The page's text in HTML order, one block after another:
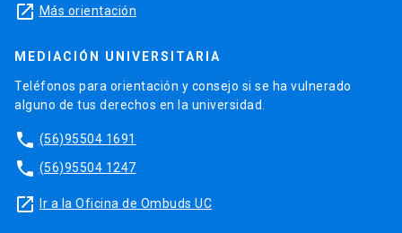
launch Más orientación
MEDIACIÓN UNIVERSITARIA
Teléfonos para orientación y consejo si se ha vulnerado
alguno de tus derechos en la universidad.
phone (56)95504 1691
phone (56)95504 1247
launch Ir a la Oficina de Ombuds UC